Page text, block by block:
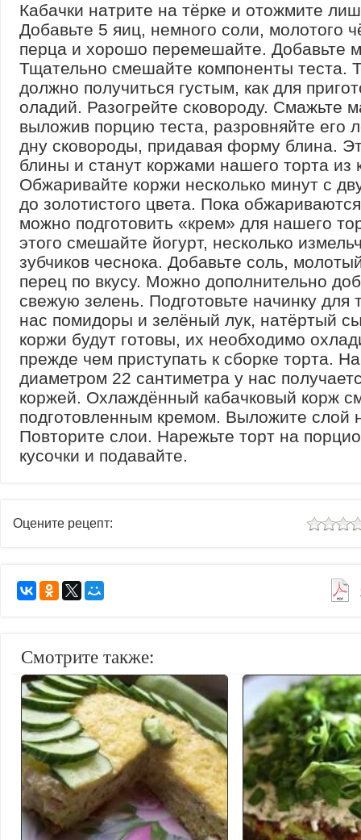
Кабачки натрите на тёрке и отожмите
Добавьте 5 яиц, немного соли, молотого
перца и хорошо перемешайте. Добавьте
Тщательно смешайте компоненты теста.
должно получиться густым, как для
оладий. Разогрейте сковороду. Смажьте
выложив порцию теста, разровняйте его
дну сковороды, придавая форму блина.
блины и станут коржами нашего торта из
Обжаривайте коржи несколько минут с
до золотистого цвета. Пока
можно подготовить «крем» для нашего
этого смешайте йогурт, несколько
зубчиков чеснока. Добавьте соль,
перец по вкусу. Можно дополнительно
свежую зелень. Подготовьте начинку для
нас помидоры и зелёный лук, натёртый
коржи будут готовы, их необходимо
прежде чем приступать к сборке торта.
диаметром 22 сантиметра у нас
коржей. Охлаждённый кабачковый корж
подготовленным кремом. Выложите слой
Повторите слои. Нарежьте торт на
кусочки и подавайте.
Оцените рецепт:
Смотрите также: